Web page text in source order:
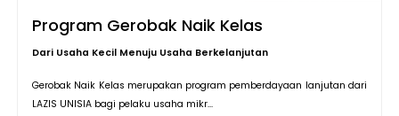
Program Gerobak Naik Kelas
Dari Usaha Kecil Menuju Usaha Berkelanjutan
Gerobak Naik Kelas merupakan program pemberdayaan lanjutan dari
LAZIS UNISIA bagi pelaku usaha mikr...